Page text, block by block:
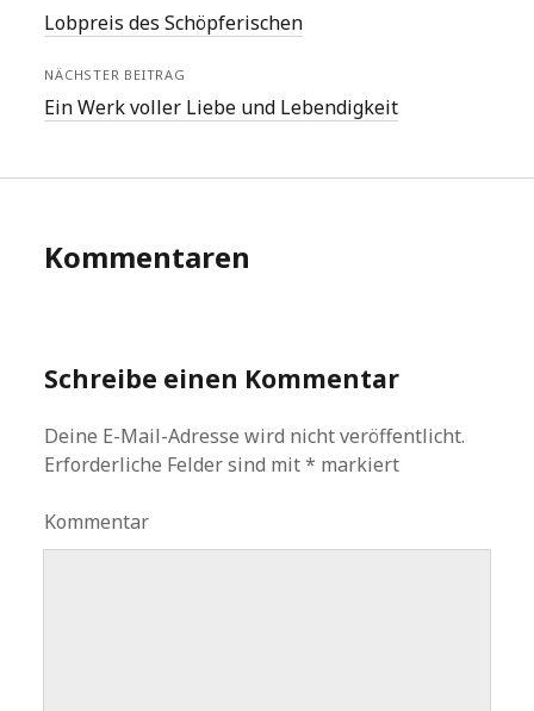
Lobpreis des Schöpferischen
NÄCHSTER BEITRAG
Ein Werk voller Liebe und Lebendigkeit
Kommentaren
Schreibe einen Kommentar
Deine E-Mail-Adresse wird nicht veröffentlicht.
Erforderliche Felder sind mit* markiert
Kommentar